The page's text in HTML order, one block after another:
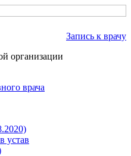
Запись к врачу
организации
врача
устав